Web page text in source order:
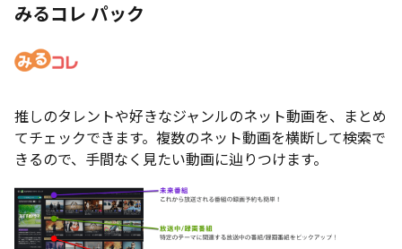
みるコレ パック
推しのタレントや好きなジャンルのネット動画を、まとめ
てチェックできます。複数のネット動画を横断して検索で
きるので、手間なく見たい動画に辿りつけます。